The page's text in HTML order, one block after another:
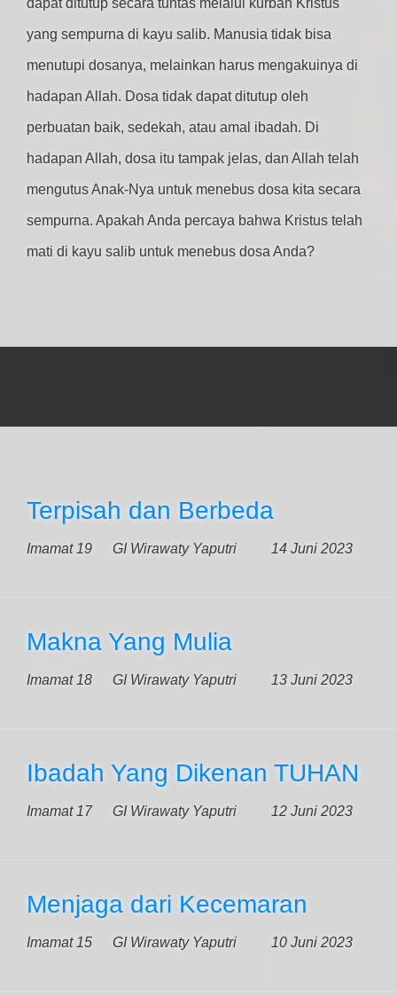
dapat ditutup secara tuntas melalui kurban Kristus
yang sempurna di kayu salib. Manusia tidak bisa
menutupi dosanya, melainkan harus mengakuinya di
hadapan Allah. Dosa tidak dapat ditutup oleh
perbuatan baik, sedekah, atau amal ibadah. Di
hadapan Allah, dosa itu tampak jelas, dan Allah telah
mengutus Anak-Nya untuk menebus dosa kita secara
sempurna. Apakah Anda percaya bahwa Kristus telah
mati di kayu salib untuk menebus dosa Anda?
Terpisah dan Berbeda
Imamat 19 14 Juni 2023
GI Wirawaty Yaputri
Makna Yang Mulia
Imamat 18 13 Juni 2023
GI Wirawaty Yaputri
Ibadah Yang Dikenan TUHAN
Imamat 17 12 Juni 2023
GI Wirawaty Yaputri
Menjaga dari Kecemaran
Imamat 15 10 Juni 2023
GI Wirawaty Yaputri